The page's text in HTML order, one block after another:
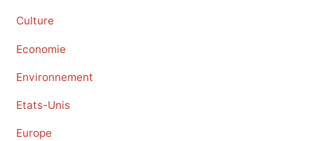
Culture
Economie
Environnement
Etats-Unis
Europe